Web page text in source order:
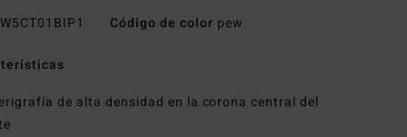
W5CT01BIP1 Código de color pew
de alta densidad en la corona central del